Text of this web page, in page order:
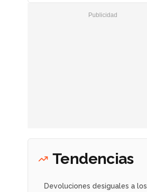
Tendencias
Devoluciones desiguales a los